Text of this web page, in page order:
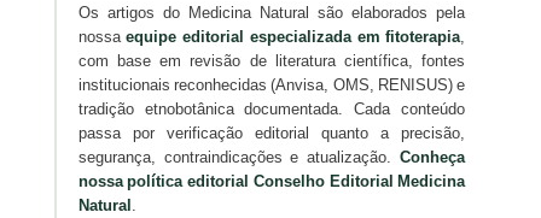
Os artigos do Medicina Natural são elaborados pela
nossaequipe editorial especializada em fitoterapia,
com base em revisão de literatura científica, fontes
institucionais reconhecidas (Anvisa, OMS, RENISUS) e
tradição etnobotânica documentada. Cada conteúdo
passa por verificação editorial quanto a precisão,
segurança, contraindicações e atualização.Conheça
nossa política editorial Conselho Editorial Medicina
Natural.